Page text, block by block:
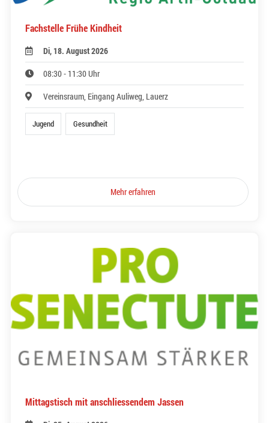
Fachstelle Frühe Kindheit
Di, 18. August 2026
08:30 - 11:30 Uhr
Vereinsraum, Eingang Auliweg, Lauerz
Jugend Gesundheit
Mehr erfahren
Mittagstisch mit anschliessendem Jassen